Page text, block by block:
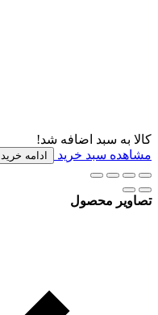
کالا به سبد اضافه شد!
مشاهده سبد خرید
ادامه خرید
تصاویر محصول